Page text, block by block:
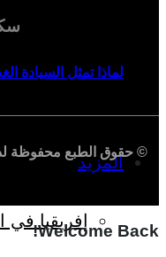
لماذا تمثل السيادة
المزيد
إفريقيا
© حقوق الطبع محفوظة
Welcome Back!